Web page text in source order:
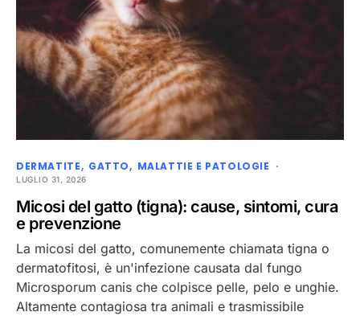
DERMATITE GATTO MALATTIE E PATOLOGIE
LUGLIO 31, 2026
Micosi del gatto (tigna): cause, sintomi, cura
e prevenzione
La micosi del gatto, comunemente chiamata tigna o
dermatofitosi, è un'infezione causata dal fungo
Microsporum canis che colpisce pelle, pelo e unghie.
Altamente contagiosa tra animali e trasmissibile